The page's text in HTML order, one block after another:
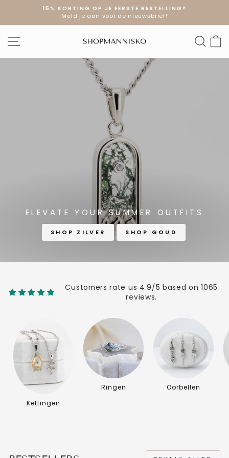
artikel
Diavoorstelling
15% KORTING OP JE EERSTE BESTELLING?
Meld je aan voor de nieuwsbrief!
SITE NAVIGATIE
ELEVATE YOUR SUMMER OUTFITS
SHOP ZILVER SHOP GOUD
Customers rate us 4.9/5 based on 1065
reviews.
Kettingen
Ringen Oorbellen